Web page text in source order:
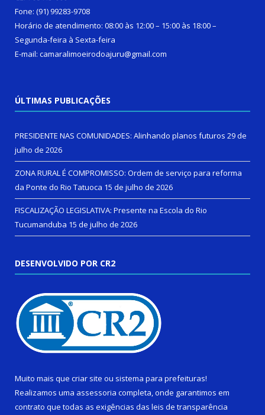
Fone: (91) 99283-9708
Horário de atendimento: 08:00 às 12:00 – 15:00 às 18:00 –
Segunda-feira à Sexta-feira
E-mail: camaralimoeirodoajuru@gmail.com
ÚLTIMAS PUBLICAÇÕES
PRESIDENTE NAS COMUNIDADES: Alinhando planos futuros 29 de
julho de 2026
ZONA RURAL É COMPROMISSO: Ordem de serviço para reforma
da Ponte do Rio Tatuoca 15 de julho de 2026
FISCALIZAÇÃO LEGISLATIVA: Presente na Escola do Rio
Tucumanduba 15 de julho de 2026
DESENVOLVIDO POR CR2
Muito mais que criar site ou sistema para prefeituras!
Realizamos uma assessoria completa, onde garantimos em
contrato que todas as exigências das leis de transparência